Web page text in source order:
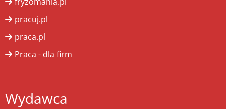
pracuj.pl
praca.pl
Praca - dla firm
Wydawca